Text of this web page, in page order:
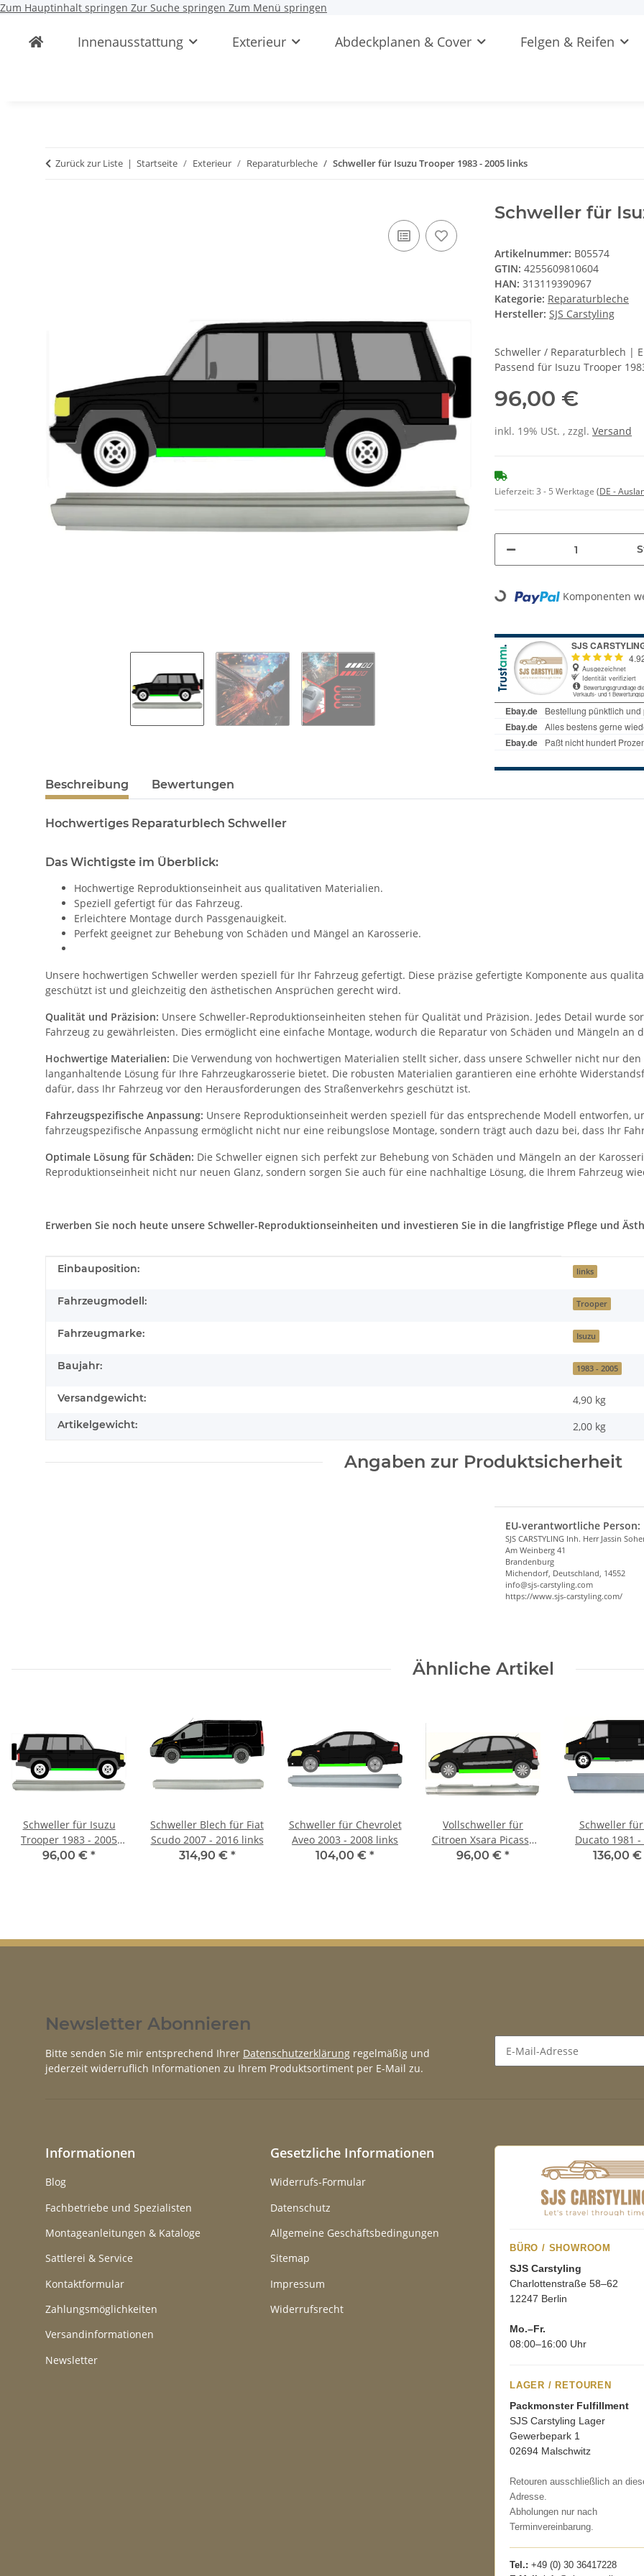
Zum Hauptinhalt springen Zur Suche springen Zum Menü springen
Innenausstattung Exterieur Abdeckplanen & Cover Felgen & Reifen
Zurück zur Liste Startseite Exterieur Reparaturbleche Schweller für Isuzu Trooper 1983 - 2005 links
Schweller für
Artikelnummer: B05574
GTIN: 4255609810604
HAN: 313119390967
Kategorie: Reparaturbleche
Hersteller: SJS Carstyling
Schweller / Reparaturblech |
Passend für Isuzu Trooper
96,00 €
inkl. 19% USt. , zzgl. Versand
Lieferzeit:3 - 5 Werktage (DE -
Loading... Komponenten
Beschreibung Bewertungen
Hochwertiges Reparaturblech Schweller
Das Wichtigste im Überblick:
Hochwertige Reproduktionseinheit aus qualitativen Materialien.
Speziell gefertigt für das Fahrzeug.
Erleichtere Montage durch Passgenauigkeit.
Perfekt geeignet zur Behebung von Schäden und Mängel an Karosserie.
Unsere hochwertigen Schweller werden speziell für Ihr Fahrzeug gefertigt. Diese präzise gefertigte Komponente aus
geschützt ist und gleichzeitig den ästhetischen Ansprüchen gerecht wird.
Qualität und Präzision: Unsere Schweller-Reproduktionseinheiten stehen für Qualität und Präzision. Jedes Detail wurde
Fahrzeug zu gewährleisten. Dies ermöglicht eine einfache Montage, wodurch die Reparatur von Schäden und Mängeln an
Hochwertige Materialien: Die Verwendung von hochwertigen Materialien stellt sicher, dass unsere Schweller nicht nur
langanhaltende Lösung für Ihre Fahrzeugkarosserie bietet. Die robusten Materialien garantieren eine erhöhte
dafür, dass Ihr Fahrzeug vor den Herausforderungen des Straßenverkehrs geschützt ist.
Fahrzeugspezifische Anpassung: Unsere Reproduktionseinheit werden speziell für das entsprechende Modell entworfen,
fahrzeugspezifische Anpassung ermöglicht nicht nur eine reibungslose Montage, sondern trägt auch dazu bei, dass Ihr
Optimale Lösung für Schäden: Die Schweller eignen sich perfekt zur Behebung von Schäden und Mängeln an der
Reproduktionseinheit nicht nur neuen Glanz, sondern sorgen Sie auch für eine nachhaltige Lösung, die Ihrem Fahrzeug
Erwerben Sie noch heute unsere Schweller-Reproduktionseinheiten und investieren Sie in die langfristige Pflege und
Produkteigenschaft
Wert
Einbauposition: links
Fahrzeugmodell: Trooper
Fahrzeugmarke: Isuzu
Baujahr: 1983 - 2005
Versandgewicht: 4,90 kg
Artikelgewicht: 2,00 kg
Angaben zur Produktsicherheit
EU-verantwortliche Person:
SJS CARSTYLING Inh. Herr Jassin
Am Weinberg 41
Brandenburg
Michendorf, Deutschland, 14552
info@sjs-carstyling.com
https://www.sjs-carstyling.com/
Ähnliche Artikel
Schweller für Isuzu
Trooper 1983 - 2005
rechts
96,00 € *
Schweller Blech für Fiat
Scudo 2007 - 2016 links
314,90 € *
Schweller für Chevrolet
Aveo 2003 - 2008 links
104,00 € *
Vollschweller für
Citroen Xsara Picasso
1999 - 2012 links
96,00 € *
Schweller
Ducato 1981 -
vorne
136,00 €
Newsletter Abonnieren
Bitte senden Sie mir entsprechend Ihrer Datenschutzerklärung regelmäßig und
jederzeit widerruflich Informationen zu Ihrem Produktsortiment per E-Mail zu.
Informationen
Blog
Fachbetriebe und Spezialisten
Montageanleitungen & Kataloge
Sattlerei & Service
Kontaktformular
Zahlungsmöglichkeiten
Versandinformationen
Newsletter
Gesetzliche Informationen
Widerrufs-Formular
Datenschutz
Allgemeine Geschäftsbedingungen
Sitemap
Impressum
Widerrufsrecht
BÜRO / SHOWROOM
SJS Carstyling
Charlottenstraße 58–62
12247 Berlin
Mo.–Fr.
08:00–16:00 Uhr
LAGER / RETOUREN
Packmonster Fulfillment
SJS Carstyling Lager
Gewerbepark 1
02694 Malschwitz
Retouren ausschließlich an
Adresse.
Abholungen nur nach
Terminvereinbarung.
Tel.: +49 (0) 30 36417228